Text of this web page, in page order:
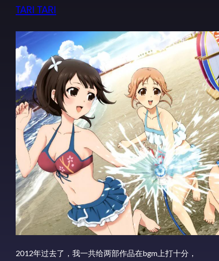
TARI TARI
2012年过去了，我一共给两部作品在bgm上打十分，